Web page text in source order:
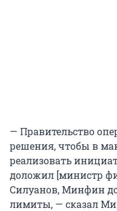
— Правительство
решения, чтобы в
реализовать
доложил [министр
Силуанов, Минфин
лимиты, — сказал